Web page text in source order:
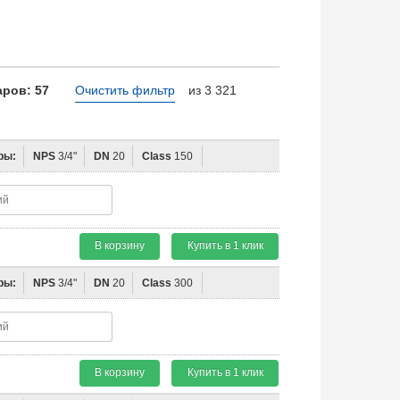
57 из 3 321
Очистить фильтр
NPS 3/4" DN 20 Class 150
В корзину Купить в 1 клик
NPS 3/4" DN 20 Class 300
В корзину Купить в 1 клик